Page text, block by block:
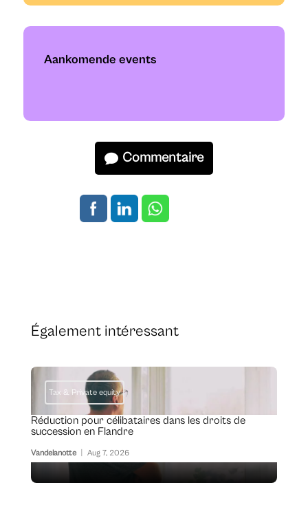
Aankomende events
Commentaire
Également intéressant
Tax & Private equity
Réduction pour célibataires dans les droits de
succession en Flandre
Vandelanotte Aug 7, 2026